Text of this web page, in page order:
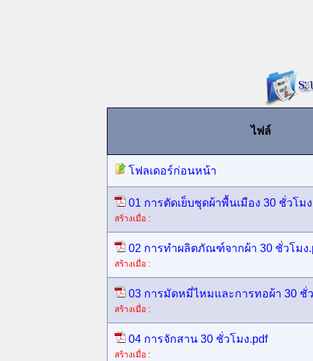
ไฟล์
โฟลเดอร์ก่อนหน้า
01 การตัดเย็บชุดผ้าพื้นเมือง 30 ชั่วโม
สร้างเมื่อ :
02 การทำผลิตภัณฑ์จากผ้า 30 ชั่วโมง
สร้างเมื่อ :
03 การมัดหมี่ไหมและการทอผ้า 30 ชั่
สร้างเมื่อ :
04 การจักสาน 30 ชั่วโมง.pdf
สร้างเมื่อ :